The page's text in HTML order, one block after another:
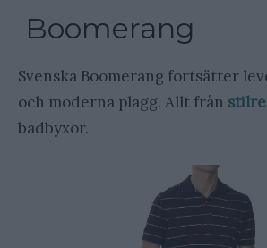
Boomerang
Svenska Boomerang fortsätter
och moderna plagg. Allt från
badbyxor.